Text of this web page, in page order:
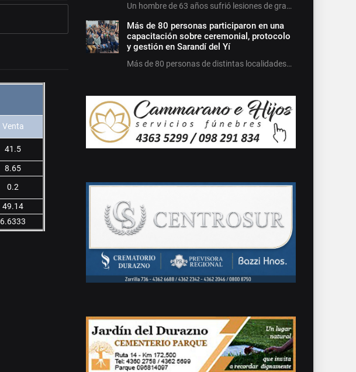
Venta
41.5
8.65
0.2
49.14
6.6333
Un hombre de 63 años sufrió lesiones de gra…
Más de 80 personas participaron en una
capacitación sobre ceremonial, protocolo
y gestión en Sarandí del Yí
Más de 80 personas de distintas localidades…